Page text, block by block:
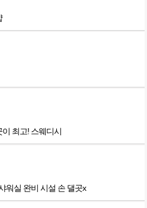
최고! 스웨디시
워실 완비 시설 손 댈곳x